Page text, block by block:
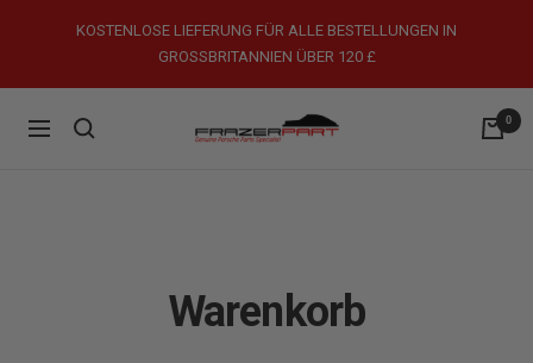
KOSTENLOSE LIEFERUNG FÜR ALLE BESTELLUNGEN IN
GROSSBRITANNIEN ÜBER 120 £
Navigation
FrazerPart
0
Warenkorb